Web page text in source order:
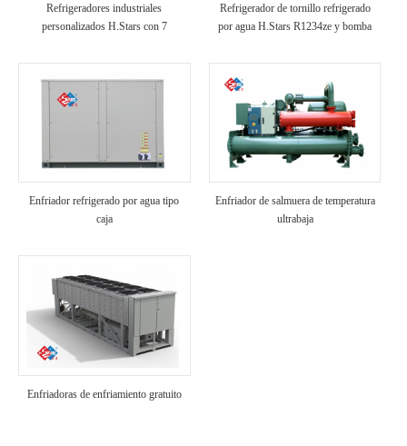
Refrigeradores industriales
personalizados H.Stars con 7
Refrigerador de tornillo refrigerado
por agua H.Stars R1234ze y bomba
Enfriador refrigerado por agua tipo
caja
Enfriador de salmuera de temperatura
ultrabaja
Enfriadoras de enfriamiento gratuito